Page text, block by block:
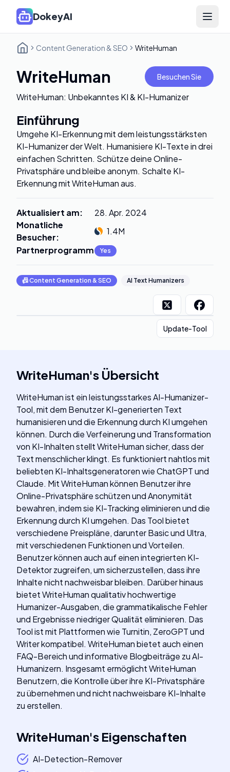
DokeyAI Open
Content Generation & SEO WriteHuman
WriteHuman Besuchen Sie
WriteHuman: Unbekanntes KI & KI-Humanizer
Einführung
Umgehe KI-Erkennung mit dem leistungsstärksten
KI-Humanizer der Welt. Humanisiere KI-Texte in drei
einfachen Schritten. Schütze deine Online-
Privatsphäre und bleibe anonym. Schalte KI-
Erkennung mit WriteHuman aus.
Aktualisiert am:
28. Apr. 2024
Monatliche
Besucher:
1.4M
Partnerprogramm: Yes
📠Content Generation & SEO AI Text Humanizers
Update-Tool
WriteHuman's Übersicht
WriteHuman ist ein leistungsstarkes AI-Humanizer-
Tool, mit dem Benutzer KI-generierten Text
humanisieren und die Erkennung durch KI umgehen
können. Durch die Verfeinerung und Transformation
von KI-Inhalten stellt WriteHuman sicher, dass der
Text menschlicher klingt. Es funktioniert nahtlos mit
beliebten KI-Inhaltsgeneratoren wie ChatGPT und
Claude. Mit WriteHuman können Benutzer ihre
Online-Privatsphäre schützen und Anonymität
bewahren, indem sie KI-Tracking eliminieren und die
Erkennung durch KI umgehen. Das Tool bietet
verschiedene Preispläne, darunter Basic und Ultra,
mit verschiedenen Funktionen und Vorteilen.
Benutzer können auch auf einen integrierten KI-
Detektor zugreifen, um sicherzustellen, dass ihre
Inhalte nicht nachweisbar bleiben. Darüber hinaus
bietet WriteHuman qualitativ hochwertige
Humanizer-Ausgaben, die grammatikalische Fehler
und Ergebnisse niedriger Qualität eliminieren. Das
Tool ist mit Plattformen wie Turnitin, ZeroGPT und
Writer kompatibel. WriteHuman bietet auch einen
FAQ-Bereich und informative Blogbeiträge zu AI-
Humanizern. Insgesamt ermöglicht WriteHuman
Benutzern, die Kontrolle über ihre KI-Privatsphäre
zu übernehmen und nicht nachweisbare KI-Inhalte
zu erstellen.
WriteHuman's Eigenschaften
AI-Detection-Remover